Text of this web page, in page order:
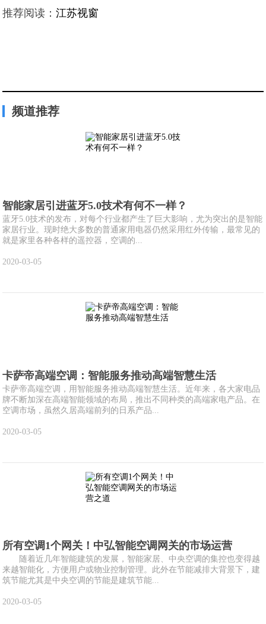
推荐阅读：江苏视窗
频道推荐
智能家居引进蓝牙5.0技术有何不一样？
蓝牙5.0技术的发布，对每个行业都产生了巨大影响，尤为突出的是智能
家居行业。现时绝大多数的普通家用电器仍然采用红外传输，最常见的
就是家里各种各样的遥控器，空调的...
2020-03-05
卡萨帝高端空调：智能服务推动高端智慧生活
卡萨帝高端空调，用智能服务推动高端智慧生活。近年来，各大家电品
牌不断加深在高端智能领域的布局，推出不同种类的高端家电产品。在
空调市场，虽然久居高端前列的日系产品...
2020-03-05
所有空调1个网关！中弘智能空调网关的市场运营
随着近几年智能建筑的发展，智能家居、中央空调的集控也变得越
来越智能化，方便用户或物业控制管理。此外在节能减排大背景下，建
筑节能尤其是中央空调的节能是建筑节能...
2020-03-05